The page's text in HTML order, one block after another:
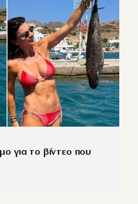
για το βίντεο που